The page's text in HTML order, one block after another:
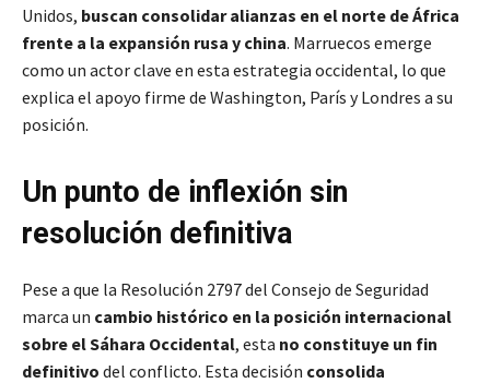
Unidos, buscan consolidar alianzas en el norte de África
frente a la expansión rusa y china. Marruecos emerge
como un actor clave en esta estrategia occidental, lo que
explica el apoyo firme de Washington, París y Londres a su
posición.
Un punto de inflexión sin
resolución definitiva
Pese a que la Resolución 2797 del Consejo de Seguridad
marca un cambio histórico en la posición internacional
sobre el Sáhara Occidental, esta no constituye un fin
definitivo del conflicto. Esta decisión consolida